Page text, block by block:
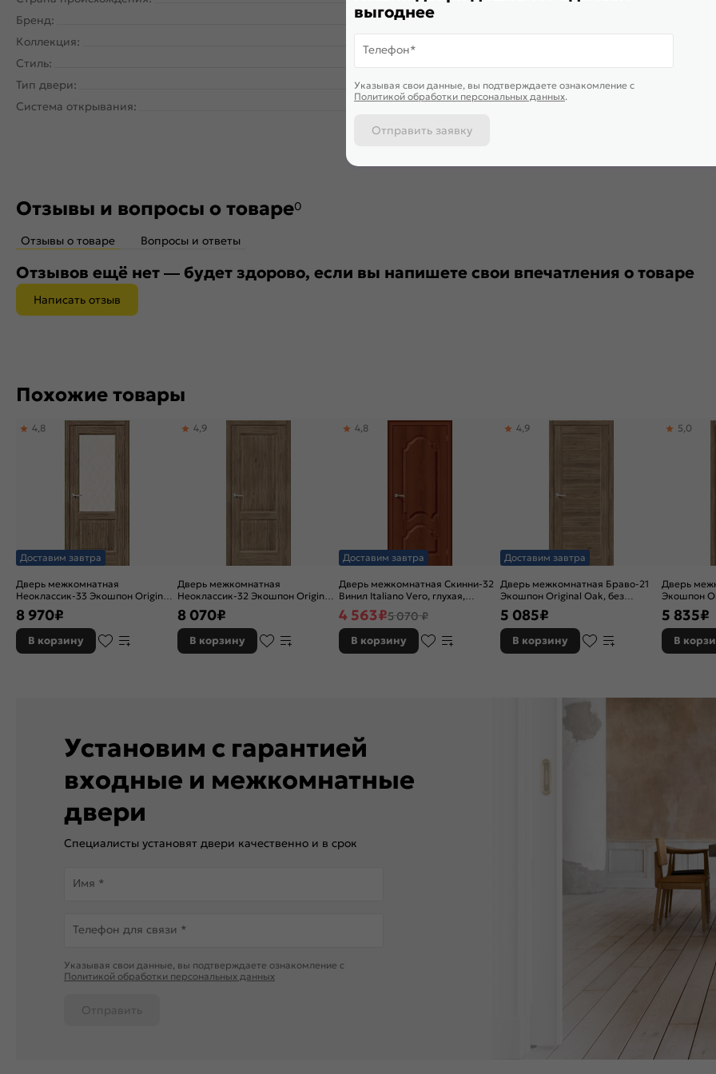
Бренд:
Коллекция:
Стиль:
Тип двери:
Глухая
Система открывания:
Раздвижная, Классическая
Подходит под двухстворчатый
Гарантия (лет):
Материал:
Отзывы и вопросы о товаре0
Отзывы о товаре Вопросы и ответы
Отзывов ещё нет — будет здорово, если вы напишете свои впечатления о товаре
Написать отзыв
Похожие товары
Доставим завтра
Дверь межкомнатная
Неоклассик-33 Экошпон Original
Oak, остекленная, white сrystal,
кромка нет, филенчатая
4,8
8 970₽
В корзину
Дверь межкомнатная
Неоклассик-32 Экошпон Original
Oak, глухая, кромка нет,
филенчатая
4,9
8 070₽
В корзину
Доставим завтра
Дверь межкомнатная Скинни-32
Винил Italiano Vero, глухая,
скиновая
4,8
4 563₽5 070 ₽
В корзину
Доставим завтра
Дверь межкомнатная Браво-21
Экошпон Original Oak, без
декора, глухая, без стекла, без
кромки, царговая
4,9
5 085₽
В корзину
Дверь
Экошпон
кромки,
5,0
5 835₽
В
Установим с гарантией
входные и межкомнатные
двери
Специалисты установят двери качественно и в срок
Имя *
Телефон для связи *
Указывая свои данные, вы подтверждаете ознакомление c
Политикой обработки персональных данных
Отправить
выгоднее
Телефон*
Указывая свои данные, вы подтверждаете ознакомление c
Политикой обработки персональных данных.
Отправить заявку